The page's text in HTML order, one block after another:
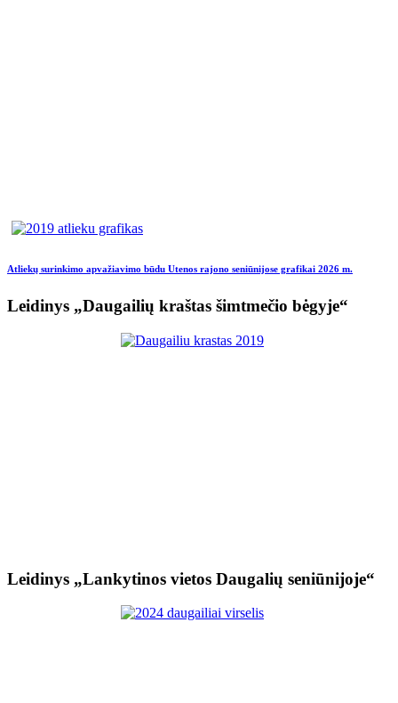
Atliekų surinkimo apvažiavimo būdu Utenos rajono seniūnijose grafikai 2026 m.
Leidinys „Daugailių kraštas šimtmečio bėgyje“
Leidinys „Lankytinos vietos Daugalių seniūnijoje“